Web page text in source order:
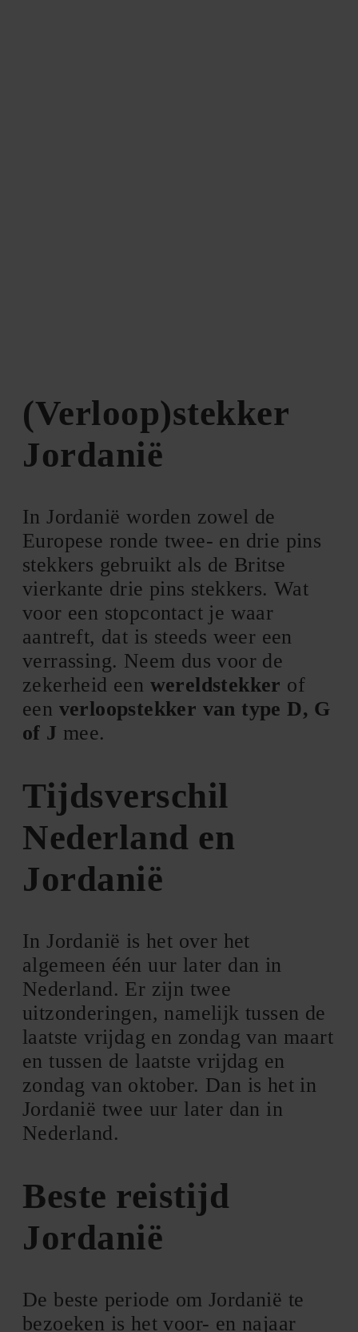
(Verloop)stekker
Jordanië
In Jordanië worden zowel de
Europese ronde twee- en drie pins
stekkers gebruikt als de Britse
vierkante drie pins stekkers. Wat
voor een stopcontact je waar
aantreft, dat is steeds weer een
verrassing. Neem dus voor de
zekerheid een wereldstekker of
een verloopstekker van type D, G
of J mee.
Tijdsverschil
Nederland en
Jordanië
In Jordanië is het over het
algemeen één uur later dan in
Nederland. Er zijn twee
uitzonderingen, namelijk tussen de
laatste vrijdag en zondag van maart
en tussen de laatste vrijdag en
zondag van oktober. Dan is het in
Jordanië twee uur later dan in
Nederland.
Beste reistijd
Jordanië
De beste periode om Jordanië te
bezoeken is het voor- en najaar